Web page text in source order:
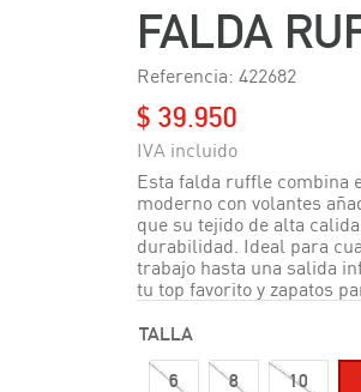
FALDA
Referencia: 422682
$ 39.950
Esta falda ruffle combina
moderno con volantes
que su tejido de alta
durabilidad. Ideal para
trabajo hasta una salida
tu top favorito y zapatos
TALLA
6 8 10